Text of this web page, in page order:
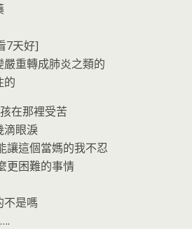
7天好]
重轉成肺炎之類的
的
在那裡受苦
滴眼淚
讓這個當媽的我不忍
更困難的事情
不是嗎